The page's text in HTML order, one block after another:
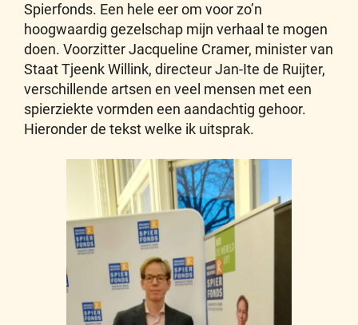
Spierfonds. Een hele eer om voor zo’n
hoogwaardig gezelschap mijn verhaal te mogen
doen. Voorzitter Jacqueline Cramer, minister van
Staat Tjeenk Willink, directeur Jan-Ite de Ruijter,
verschillende artsen en veel mensen met een
spierziekte vormden een aandachtig gehoor.
Hieronder de tekst welke ik uitsprak.